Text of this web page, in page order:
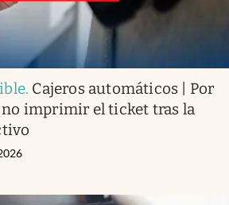
. Cajeros automáticos | Por
imprimir el ticket tras la